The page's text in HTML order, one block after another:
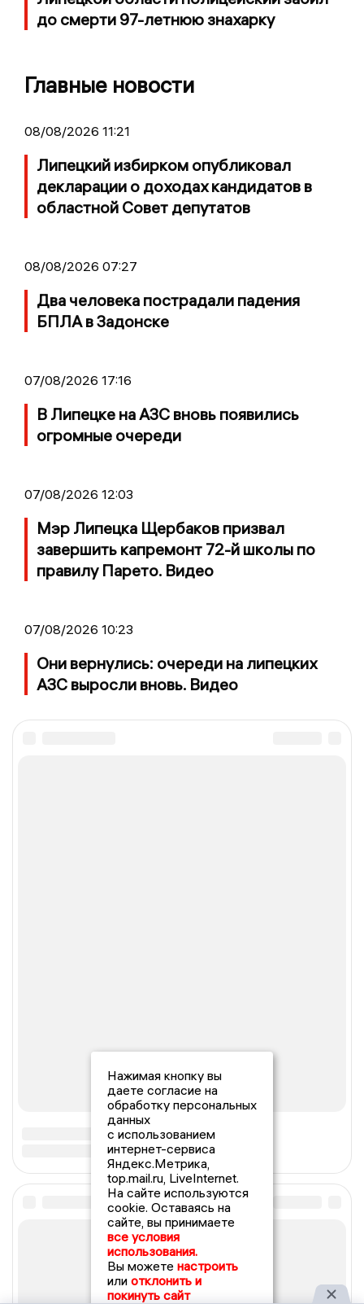
до смерти 97-летнюю знахарку
Главные новости
08/08/2026 11:21
Липецкий избирком опубликовал
декларации о доходах кандидатов в
областной Совет депутатов
08/08/2026 07:27
Два человека пострадали падения
БПЛА в Задонске
07/08/2026 17:16
В Липецке на АЗС вновь появились
огромные очереди
07/08/2026 12:03
Мэр Липецка Щербаков призвал
завершить капремонт 72-й школы по
правилу Парето. Видео
07/08/2026 10:23
Они вернулись: очереди на липецких
АЗС выросли вновь. Видео
Нажимая кнопку вы
даете согласие на
обработку персональных
данных
с использованием
интернет-сервиса
Яндекс.Метрика,
top.mail.ru, LiveInternet.
На сайте используются
cookie. Оставаясь на
сайте, вы принимаете
все условия
использования.
Вы можете настроить
или отклонить и
покинуть сайт